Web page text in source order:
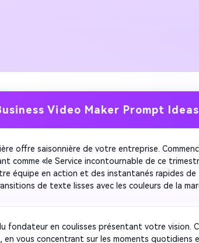
Video Maker Prompt Ideas
offre saisonnière de votre entreprise.
comme «le Service incontournable de ce
équipe en action et des instantanés rapides de
de texte lisses avec les couleurs de la
rythme énergique avec une musique de fond
fondateur en coulisses présentant votre vision.
en vous concentrant sur les moments quotidiens